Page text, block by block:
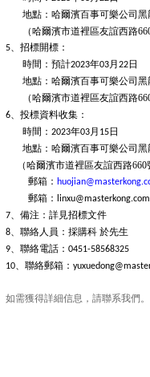
地點：哈爾濱百事可樂公司
（哈爾濱市道裡區友誼西路
5、招標開標：
時間：預計2023年03月 22日
地點：哈爾濱百事可樂公司
（哈爾濱市道裡區友誼西路
6、投標資料收集：
時間： 2023年03月 15日
地點：哈爾濱百事可樂公司
（哈爾濱市道裡區友誼西路660
郵箱：
郵箱：
7、備注：詳見招標文件
8、聯絡人員：採購科 於先生
9、聯絡電話： 0451-58568325
10、聯絡郵箱：
如需獲得詳細信息，請聯系我們。